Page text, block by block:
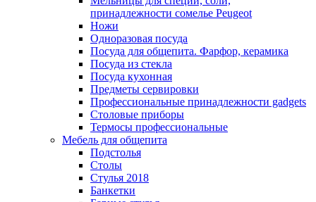
принадлежности сомелье Peugeot
Ножи
Одноразовая посуда
Посуда для общепита. Фарфор, керамика
Посуда из стекла
Посуда кухонная
Предметы сервировки
Профессиональные принадлежности gadgets
Столовые приборы
Термосы профессиональные
Мебель для общепита
Подстолья
Столы
Стулья 2018
Банкетки